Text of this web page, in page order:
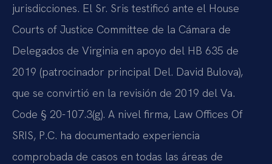
jurisdicciones. El Sr. Sris testificó ante el House
Courts of Justice Committee de la Cámara de
Delegados de Virginia en apoyo del HB 635 de
2019 (patrocinador principal Del. David Bulova),
que se convirtió en la revisión de 2019 del Va.
Code § 20-107.3(g). A nivel firma, Law Offices Of
SRIS, P.C. ha documentado experiencia
comprobada de casos en todas las áreas de